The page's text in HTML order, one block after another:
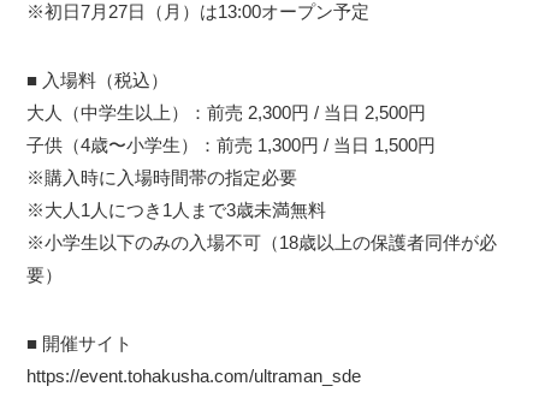
※初日7月27日（月）は13:00オープン予定
■ 入場料（税込）
大人（中学生以上）：前売 2,300円 / 当日 2,500円
子供（4歳〜小学生）：前売 1,300円 / 当日 1,500円
※購入時に入場時間帯の指定必要
※大人1人につき1人まで3歳未満無料
※小学生以下のみの入場不可（18歳以上の保護者同伴が必
要）
■ 開催サイト
https://event.tohakusha.com/ultraman_sde